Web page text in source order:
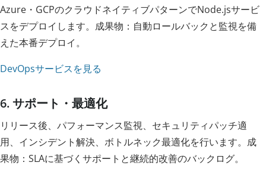
Azure・GCPのクラウドネイティブパターンでNode.jsサービ
スをデプロイします。成果物：自動ロールバックと監視を備
えた本番デプロイ。
DevOpsサービスを見る
6. サポート・最適化
リリース後、パフォーマンス監視、セキュリティパッチ適
用、インシデント解決、ボトルネック最適化を行います。成
果物：SLAに基づくサポートと継続的改善のバックログ。